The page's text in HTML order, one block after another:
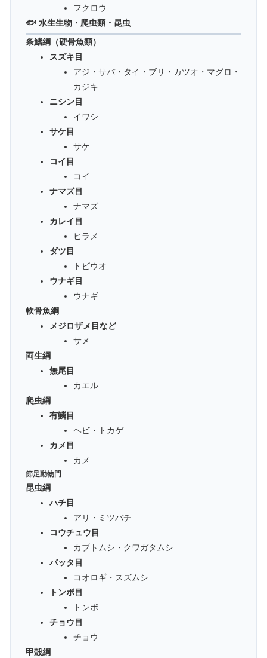
フクロウ
🐟 水生生物・爬虫類・昆虫
条鰭綱（硬骨魚類）
スズキ目
アジ・サバ・タイ・ブリ・カツオ・マグロ・
カジキ
ニシン目
イワシ
サケ目
サケ
コイ目
コイ
ナマズ目
ナマズ
カレイ目
ヒラメ
ダツ目
トビウオ
ウナギ目
ウナギ
軟骨魚綱
メジロザメ目など
サメ
両生綱
無尾目
カエル
爬虫綱
有鱗目
ヘビ・トカゲ
カメ目
カメ
節足動物門
昆虫綱
ハチ目
アリ・ミツバチ
コウチュウ目
カブトムシ・クワガタムシ
バッタ目
コオロギ・スズムシ
トンボ目
トンボ
チョウ目
チョウ
甲殻綱